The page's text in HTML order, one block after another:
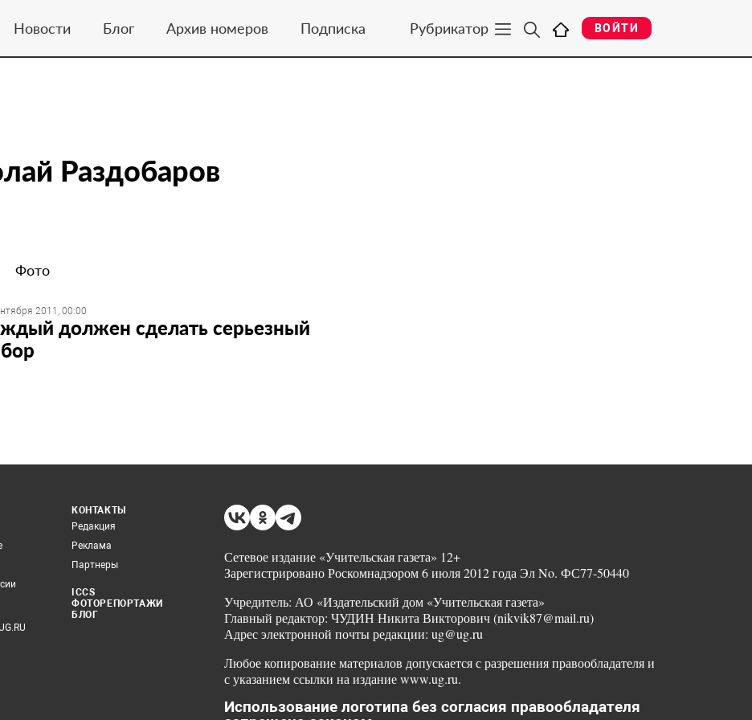
Новости Блог Архив номеров Подписка Рубрикатор ВОЙТИ
Раздобаров
Фото
2011, 00:00
должен сделать серьезный
КОНТАКТЫ
Редакция
Реклама
Партнеры
ICCS
ФОТОРЕПОРТАЖИ
БЛОГ
Сетевое издание «Учительская газета» 12+
Зарегистрировано Роскомнадзором 6 июля 2012 года Эл No. ФС77-50440
Учредитель: АО «Издательский дом «Учительская газета»
Главный редактор: ЧУДИН Никита Викторович (nikvik87@mail.ru)
Адрес электронной почты редакции: ug@ug.ru
Любое копирование материалов допускается с разрешения правообладателя и
с указанием ссылки на издание www.ug.ru.
Использование логотипа без согласия правообладателя